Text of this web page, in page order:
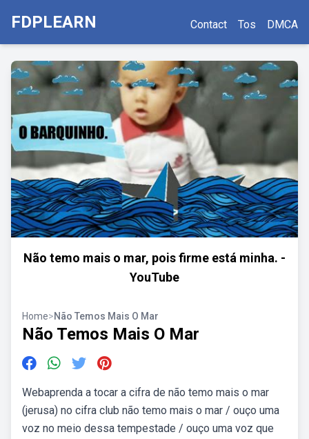
FDPLEARN Contact Tos DMCA
Não temo mais o mar, pois firme está minha. -
YouTube
Home>Não Temos Mais O Mar
Não Temos Mais O Mar
Webaprenda a tocar a cifra de não temo mais o mar
(jerusa) no cifra club não temo mais o mar / ouço uma
voz no meio dessa tempestade / ouço uma voz que